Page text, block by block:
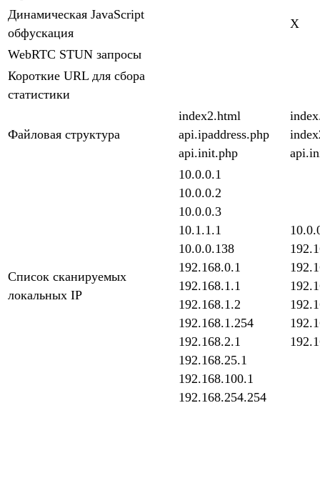
Динамическая JavaScript
обфускация
X
WebRTC STUN запросы
Короткие URL для сбора
статистики
Файловая структура
index2.html
api.ipaddress.php
api.init.php
Список сканируемых
локальных IP
10.0.0.1
10.0.0.2
10.0.0.3
10.1.1.1
10.0.0.138
192.168.0.1
192.168.1.1
192.168.1.2
192.168.1.254
192.168.2.1
192.168.25.1
192.168.100.1
192.168.254.254